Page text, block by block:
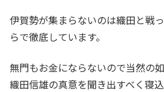
伊賀勢が集まらないのは織田と戦
らで徹底しています。
無門もお金にならないので当然の如
織田信雄の真意を聞き出すべく寝